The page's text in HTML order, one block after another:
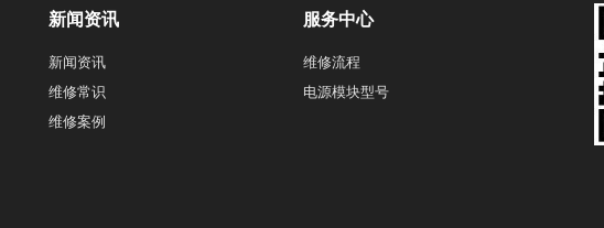
新闻资讯
新闻资讯
维修常识
维修案例
服务中心
维修流程
电源模块型号